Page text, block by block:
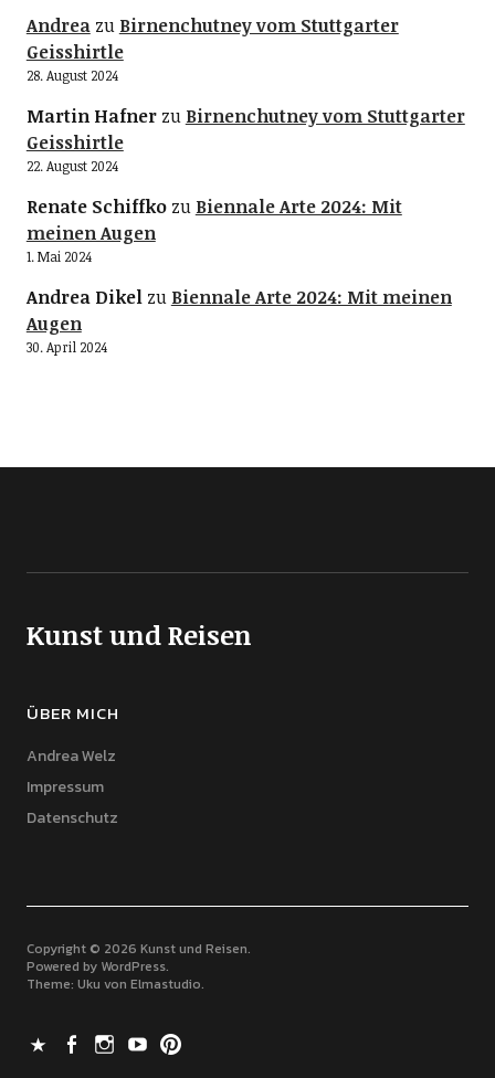
Andreazu Birnenchutney vom Stuttgarter
Geisshirtle
28. August 2024
Martin Hafnerzu Birnenchutney vom Stuttgarter
Geisshirtle
22. August 2024
Renate Schiffkozu Biennale Arte 2024: Mit
meinen Augen
1. Mai 2024
Andrea Dikelzu Biennale Arte 2024: Mit meinen
Augen
30. April 2024
Kunst und Reisen
ÜBER MICH
Andrea Welz
Impressum
Datenschutz
Copyright © 2026 Kunst und Reisen
Powered by WordPress
Theme: Uku von Elmastudio